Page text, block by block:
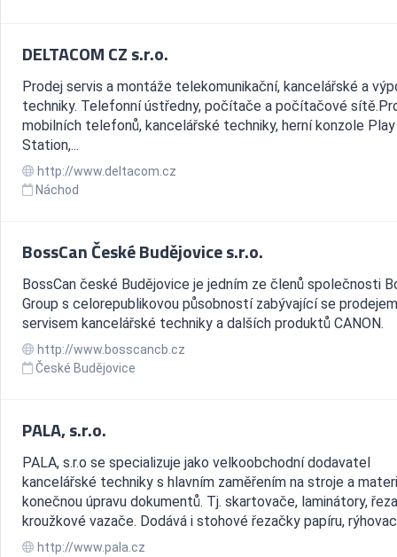
DELTACOM CZ s.r.o.
Prodej servis a montáže telekomunikační, kancelářské a
techniky. Telefonní ústředny, počítače a počítačové
mobilních telefonů, kancelářské techniky, herní konzole Play
Station,...
http://www.deltacom.cz
Náchod
BossCan České Budějovice s.r.o.
BossCan české Budějovice je jedním ze členů společnosti
Group s celorepublikovou působností zabývající se
servisem kancelářské techniky a dalších produktů CANON.
http://www.bosscancb.cz
České Budějovice
PALA, s.r.o.
PALA, s.r.o se specializuje jako velkoobchodní dodavatel
kancelářské techniky s hlavním zaměřením na stroje a
konečnou úpravu dokumentů. Tj. skartovače, laminátory,
kroužkové vazače. Dodává i stohové řezačky papíru,
http://www.pala.cz